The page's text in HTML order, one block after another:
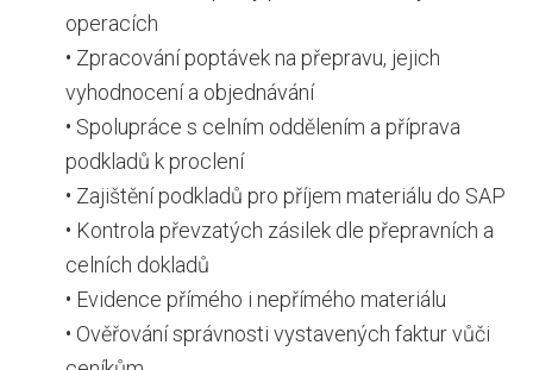
operacích
• Zpracování poptávek na přepravu, jejich
vyhodnocení a objednávání
• Spolupráce s celním oddělením a příprava
podkladů k proclení
• Zajištění podkladů pro příjem materiálu do SAP
• Kontrola převzatých zásilek dle přepravních a
celních dokladů
• Evidence přímého i nepřímého materiálu
• Ověřování správnosti vystavených faktur vůči